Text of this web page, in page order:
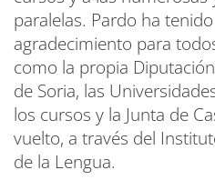
paralelas. Pardo ha
agradecimiento para
como la propia
de Soria, las
los cursos y la Junta de
vuelto, a través del
de la Lengua.